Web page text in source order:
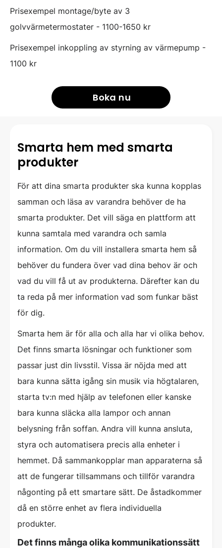
Prisexempel montage/byte av 3
golvvärmetermostater - 1100-1650 kr
Prisexempel inkoppling av styrning av värmepump -
1100 kr
Boka nu
Smarta hem med smarta
produkter
För att dina smarta produkter ska kunna kopplas
samman och läsa av varandra behöver de ha
smarta produkter. Det vill säga en plattform att
kunna samtala med varandra och samla
information. Om du vill installera smarta hem så
behöver du fundera över vad dina behov är och
vad du vill få ut av produkterna. Därefter kan du
ta reda på mer information vad som funkar bäst
för dig.
Smarta hem är för alla och alla har vi olika behov.
Det finns smarta lösningar och funktioner som
passar just din livsstil. Vissa är nöjda med att
bara kunna sätta igång sin musik via högtalaren,
starta tv:n med hjälp av telefonen eller kanske
bara kunna släcka alla lampor och annan
belysning från soffan. Andra vill kunna ansluta,
styra och automatisera precis alla enheter i
hemmet. Då sammankopplar man apparaterna så
att de fungerar tillsammans och tillför varandra
någonting på ett smartare sätt. De åstadkommer
då en större enhet av flera individuella
produkter.
Det finns många olika kommunikationssätt